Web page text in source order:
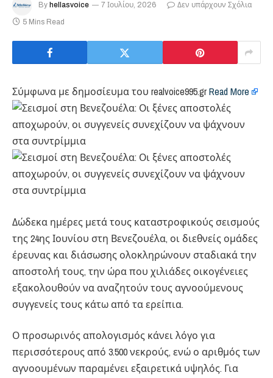
By hellasvoice 7 Ιουλίου, 2026
Δεν υπάρχουν Σχόλια
5 Mins Read
Σύμφωνα με δημοσίευμα του realvoice995.grRead More
Δώδεκα ημέρες μετά τους καταστροφικούς σεισμούς
της 24ης Ιουνίου στη Βενεζουέλα, οι διεθνείς ομάδες
έρευνας και διάσωσης ολοκληρώνουν σταδιακά την
αποστολή τους, την ώρα που χιλιάδες οικογένειες
εξακολουθούν να αναζητούν τους αγνοούμενους
συγγενείς τους κάτω από τα ερείπια.
Ο προσωρινός απολογισμός κάνει λόγο για
περισσότερους από 3.500 νεκρούς, ενώ ο αριθμός των
αγνοουμένων παραμένει εξαιρετικά υψηλός. Για